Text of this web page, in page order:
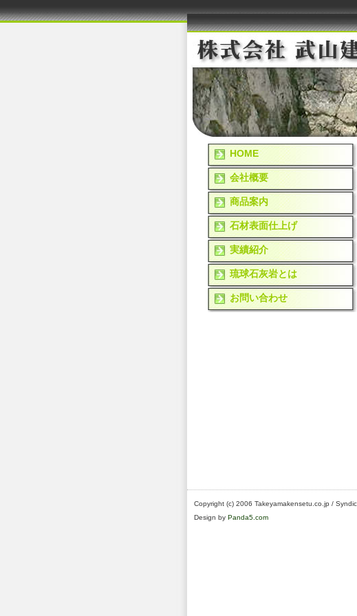
HOME
会社概要
商品案内
石材表面仕上げ
実績紹介
琉球石灰岩とは
お問い合わせ
Copyright (c) 2006 Takeyamakensetu.co.jp /
Design by Panda5.com